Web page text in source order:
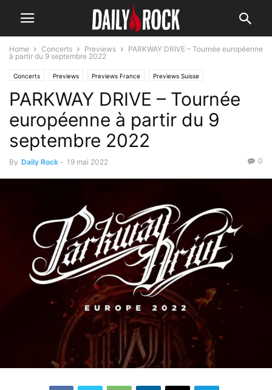
Home Concerts Previews
PARKWAY DRIVE – Tournée européenne
à partir du 9 septembre 2022
Concerts Previews Previews France Previews Suisse
PARKWAY DRIVE – Tournée
européenne à partir du 9
septembre 2022
By Daily Rock - 19 mai 2022 0